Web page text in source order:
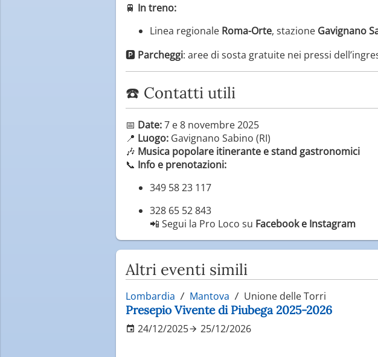
🚆 In treno:
Linea regionale Roma-Orte, stazione Gavignano
🅿️ Parcheggi: aree di sosta gratuite nei pressi
☎️ Contatti utili
📅 Date:7 e 8 novembre 2025
📍 Luogo: Gavignano Sabino (RI)
🎶 Musica popolare itinerante e stand gastronomici
📞 Info e prenotazioni:
349 58 23 117
328 65 52 843
📲 Segui la Pro Loco su Facebook e Instagram
Altri eventi simili
Lombardia Mantova Unione delle Torri
Presepio Vivente di Piubega 2025-2026
24/12/2025 25/12/2026